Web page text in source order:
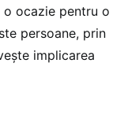
ocazie pentru o
persoane, prin
implicarea